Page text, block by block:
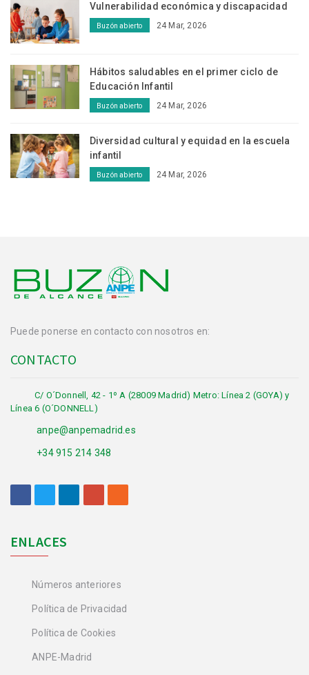
Vulnerabilidad económica y discapacidad
Buzón abierto 24 Mar, 2026
Hábitos saludables en el primer ciclo de
Educación Infantil
Buzón abierto 24 Mar, 2026
Diversidad cultural y equidad en la escuela
infantil
Buzón abierto 24 Mar, 2026
Puede ponerse en contacto con nosotros en:
CONTACTO
C/ O´Donnell, 42 - 1º A (28009 Madrid) Metro: Línea 2 (GOYA) y
Línea 6 (O´DONNELL)
anpe@anpemadrid.es
+34 915 214 348
ENLACES
Números anteriores
Política de Privacidad
Política de Cookies
ANPE-Madrid